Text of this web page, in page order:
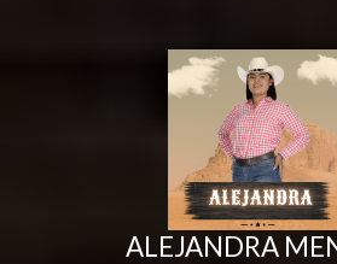
ALEJANDRA